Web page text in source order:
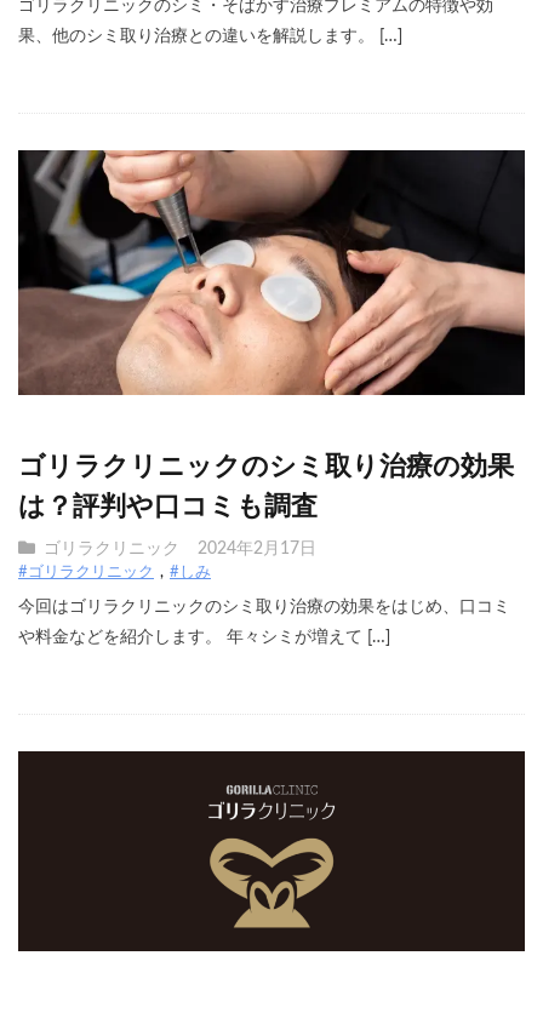
ゴリラクリニックのシミ・そばかす治療プレミアムの特徴や効
果、他のシミ取り治療との違いを解説します。 […]
ゴリラクリニックのシミ取り治療の効果
は？評判や口コミも調査
ゴリラクリニック 2024年2月17日
#ゴリラクリニック #しみ
今回はゴリラクリニックのシミ取り治療の効果をはじめ、口コミ
や料金などを紹介します。 年々シミが増えて […]